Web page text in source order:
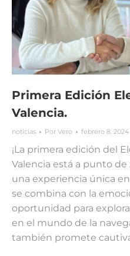
Primera Edición
Valencia.
noticias Por Vero febrero 8, 2024
¡La primera edición del
Valencia está a punto de
una experiencia única
se combina con la
oportunidad para
en el mundo de la
también promete